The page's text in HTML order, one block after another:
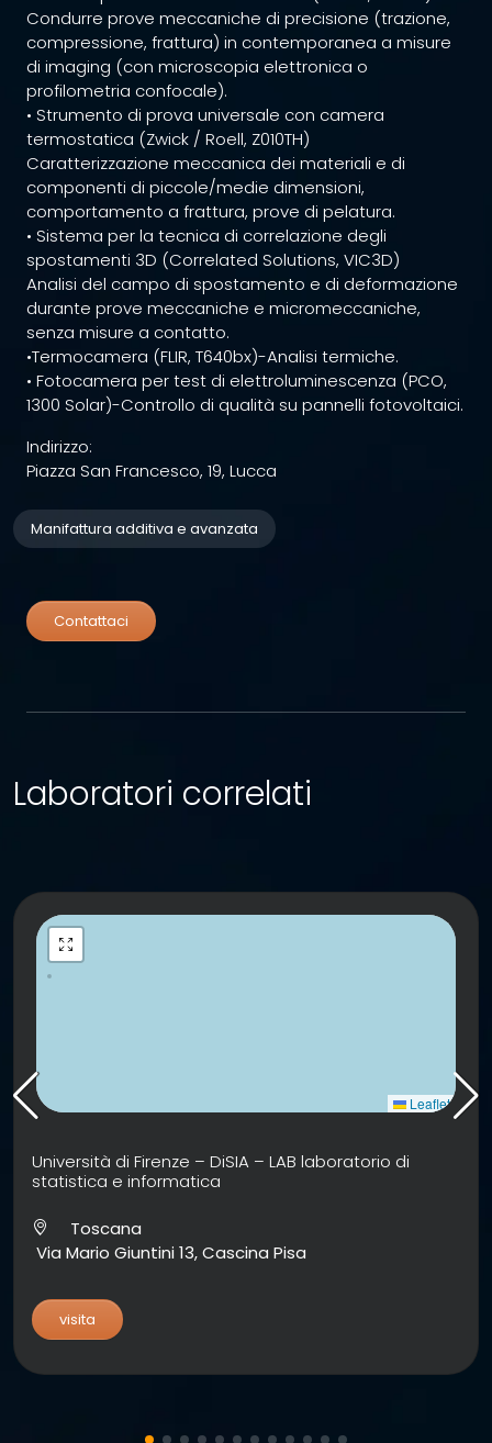
Condurre prove meccaniche di precisione (trazione,
compressione, frattura) in contemporanea a misure
di imaging (con microscopia elettronica o
profilometria confocale).
• Strumento di prova universale con camera
termostatica (Zwick / Roell, Z010TH)
Caratterizzazione meccanica dei materiali e di
componenti di piccole/medie dimensioni,
comportamento a frattura, prove di pelatura.
• Sistema per la tecnica di correlazione degli
spostamenti 3D (Correlated Solutions, VIC3D)
Analisi del campo di spostamento e di deformazione
durante prove meccaniche e micromeccaniche,
senza misure a contatto.
•Termocamera (FLIR, T640bx)-Analisi termiche.
• Fotocamera per test di elettroluminescenza (PCO,
1300 Solar)-Controllo di qualità su pannelli fotovoltaici.
Indirizzo:
Piazza San Francesco, 19, Lucca
Manifattura additiva e avanzata
Contattaci
Laboratori correlati
Leaflet
Università di Firenze – DiSIA – LAB laboratorio di
statistica e informatica
Toscana
Via Mario Giuntini 13, Cascina Pisa
visita